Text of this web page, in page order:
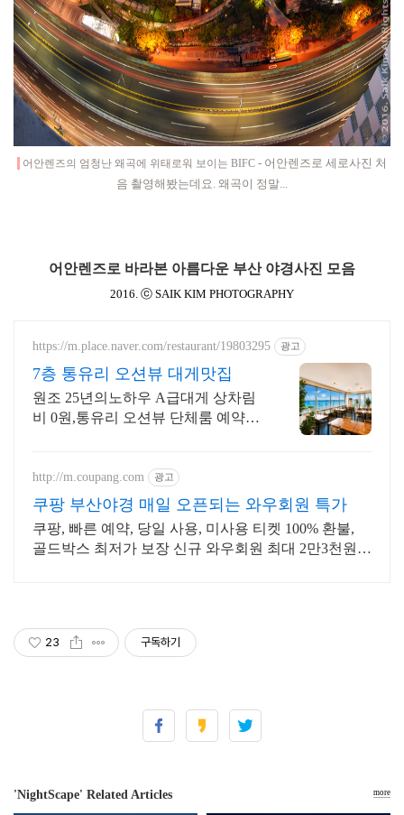
어안렌즈의 엄청난 왜곡에 위태로워 보이는 BIFC - 어안렌즈로 세로사진 처
음 촬영해봤는데요. 왜곡이 정말...
어안렌즈로 바라본 아름다운 부산 야경사진 모음
2016. ⓒ SAIK KIM PHOTOGRAPHY
https://m.place.naver.com/restaurant/19803295 광고
7층 통유리 오션뷰 대게맛집
원조 25년의노하우 A급대게 상차림
비 0원,통유리 오션뷰 단체룸 예약시
매장 단체석 완비!
http://m.coupang.com 광고
쿠팡 부산야경 매일 오픈되는 와우회원 특가
쿠팡, 빠른 예약, 당일 사용, 미사용 티켓 100% 환불,
골드박스 최저가 보장 신규 와우회원 최대 2만3천원
23 구독하기
'NightScape' Related Articles more